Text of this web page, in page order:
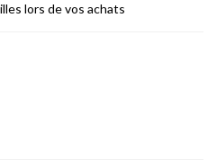
lors de vos achats